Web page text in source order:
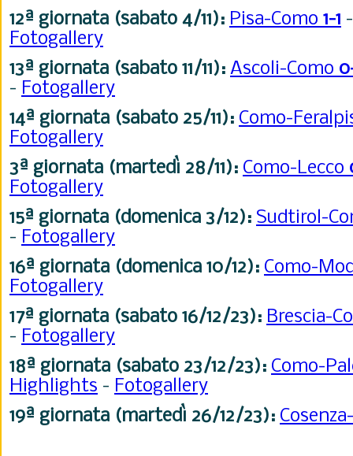
12ª giornata (sabato 4/11): Pisa-Como 1-1
Fotogallery
13ª giornata (sabato 11/11): Ascoli-Como
- Fotogallery
14ª giornata (sabato 25/11): Como-
Fotogallery
3ª giornata (martedì 28/11): Como-Lecco
Fotogallery
15ª giornata (domenica 3/12): Sudtirol-
- Fotogallery
16ª giornata (domenica 10/12): Como-
Fotogallery
17ª giornata (sabato 16/12/23): Brescia-
- Fotogallery
18ª giornata (sabato 23/12/23): Como-
Highlights - Fotogallery
19ª giornata (martedì 26/12/23):